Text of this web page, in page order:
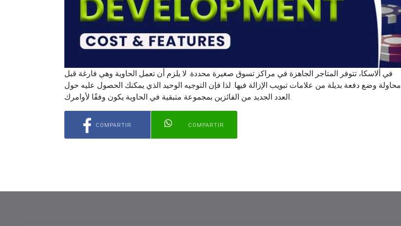
في ألاسكا، تتوفر المتاجر الجاهزة في مراكز تسوق صغيرة محددة. لا يلزم أن تعمل الحاوية وهي فارغة قبل
محاولة وضع دفعة بديلة من علامات تبويب الإزالة فيها. لذا فإن التوجيه الوحيد الذي يمكنك الحصول عليه حول
العدد الجديد من الفائزين بمجموعة متبقية في الحاوية يكون وفقًا لأوامرك.
COMPARTIR COMPARTIR